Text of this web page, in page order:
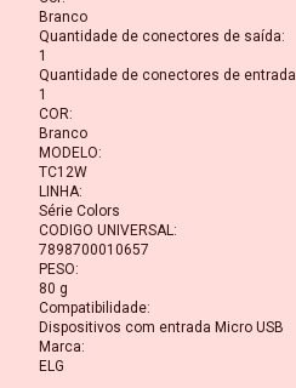
Branco
Quantidade de conectores de saída:
1
Quantidade de conectores de entrada
1
COR:
Branco
MODELO:
TC12W
LINHA:
Série Colors
CODIGO UNIVERSAL:
7898700010657
PESO:
80 g
Compatibilidade:
Dispositivos com entrada Micro USB
Marca:
ELG